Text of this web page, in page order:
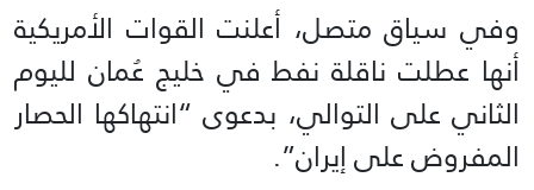
وفي سياق متصل، أعلنت القوات الأمريكية
أنها عطلت ناقلة نفط في خليج عُمان لليوم
الثاني على التوالي، بدعوى “انتهاكها الحصار
المفروض على إيران”.